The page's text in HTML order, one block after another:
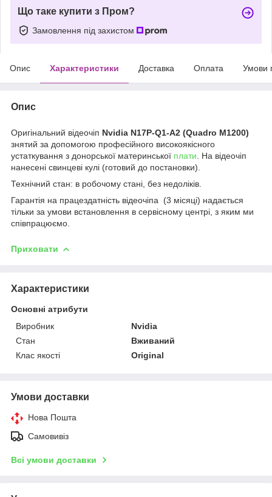
Що таке купити з Пром?
Замовлення під захистом
Опис Характеристики Доставка Оплата Умови
Опис
Оригінальний відеочіп Nvidia N17P-Q1-A2 (Quadro M1200)
знятий за допомогою професійного високоякісного
устаткування з донорської материнської плати . На відеочіп
нанесені свинцеві кулі (готовий до постановки).
Технічний стан: в робочому стані, без недоліків.
Гарантія на працездатність відеочіпа (3 місяці) надається
тільки за умови встановлення в сервісному центрі, з яким ми
співпрацюємо.
Приховати
Характеристики
Основні атрибути
Виробник
Nvidia
Стан
Вживаний
Клас якості
Original
Умови доставки
Нова Пошта
Самовивіз
Всі умови доставки